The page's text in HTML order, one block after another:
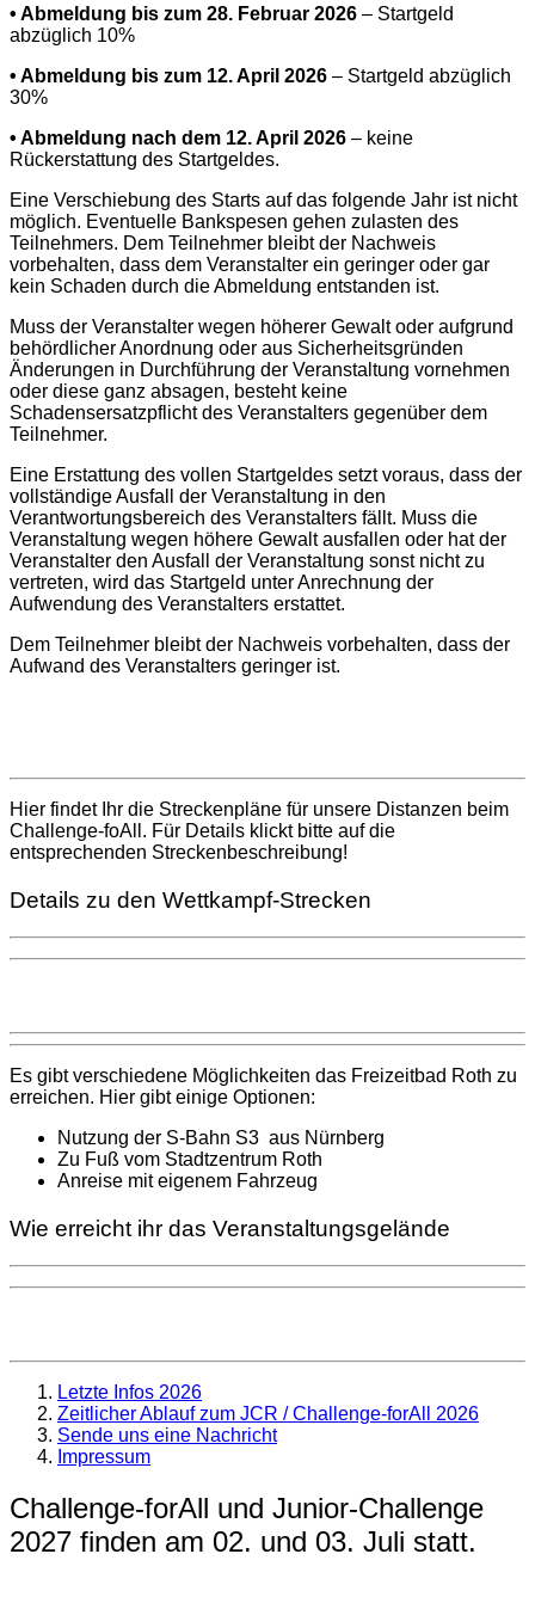
• Abmeldung bis zum 28. Februar 2026 – Startgeld
abzüglich 10%
• Abmeldung bis zum 12. April 2026 – Startgeld abzüglich
30%
• Abmeldung nach dem 12. April 2026 – keine
Rückerstattung des Startgeldes.
Eine Verschiebung des Starts auf das folgende Jahr ist nicht
möglich. Eventuelle Bankspesen gehen zulasten des
Teilnehmers. Dem Teilnehmer bleibt der Nachweis
vorbehalten, dass dem Veranstalter ein geringer oder gar
kein Schaden durch die Abmeldung entstanden ist.
Muss der Veranstalter wegen höherer Gewalt oder aufgrund
behördlicher Anordnung oder aus Sicherheitsgründen
Änderungen in Durchführung der Veranstaltung vornehmen
oder diese ganz absagen, besteht keine
Schadensersatzpflicht des Veranstalters gegenüber dem
Teilnehmer.
Eine Erstattung des vollen Startgeldes setzt voraus, dass der
vollständige Ausfall der Veranstaltung in den
Verantwortungsbereich des Veranstalters fällt. Muss die
Veranstaltung wegen höhere Gewalt ausfallen oder hat der
Veranstalter den Ausfall der Veranstaltung sonst nicht zu
vertreten, wird das Startgeld unter Anrechnung der
Aufwendung des Veranstalters erstattet.
Dem Teilnehmer bleibt der Nachweis vorbehalten, dass der
Aufwand des Veranstalters geringer ist.
Hier findet Ihr die Streckenpläne für unsere Distanzen beim
Challenge-foAll. Für Details klickt bitte auf die
entsprechenden Streckenbeschreibung!
Details zu den Wettkampf-Strecken
Es gibt verschiedene Möglichkeiten das Freizeitbad Roth zu
erreichen. Hier gibt einige Optionen:
Nutzung der S-Bahn S3 aus Nürnberg
Zu Fuß vom Stadtzentrum Roth
Anreise mit eigenem Fahrzeug
Wie erreicht ihr das Veranstaltungsgelände
Letzte Infos 2026
Zeitlicher Ablauf zum JCR / Challenge-forAll 2026
Sende uns eine Nachricht
Impressum
Challenge-forAll und Junior-Challenge
2027 finden am 02. und 03. Juli statt.